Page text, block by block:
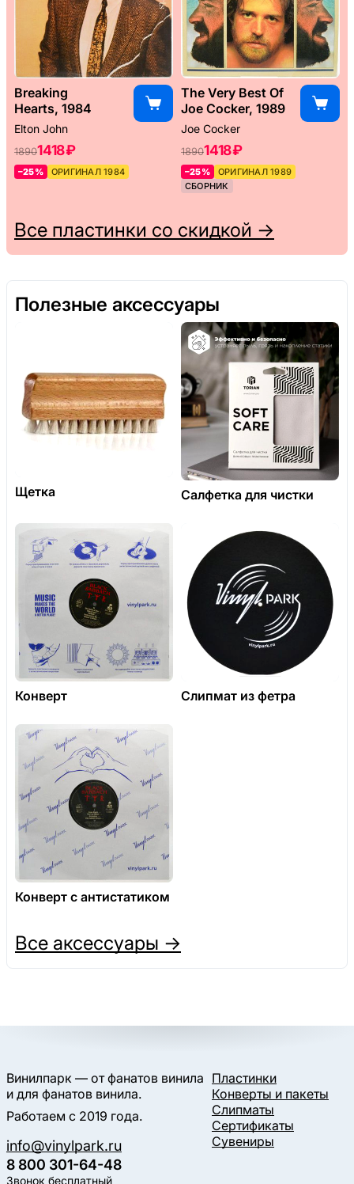
Breaking
Hearts, 1984
Elton John
18901418 ₽
–25% ОРИГИНАЛ 1984
The Very Best Of
Joe Cocker, 1989
Joe Cocker
18901418 ₽
–25%
ОРИГИНАЛ 1989
СБОРНИК
Все пластинки со скидкой →
Полезные аксессуары
Щетка Салфетка для чистки
Конверт Слипмат из фетра
Конверт с антистатиком
Все аксессуары →
Винилпарк — от фанатов винила
и для фанатов винила.
Работаем с 2019 года.
info@vinylpark.ru
8 800 301-64-48
Звонок бесплатный
Пластинки
Конверты и пакеты
Слипматы
Сертификаты
Сувениры